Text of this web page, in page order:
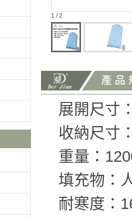
1 / 2
展開尺寸
收納尺寸
重量：
填充物：
耐寒度：